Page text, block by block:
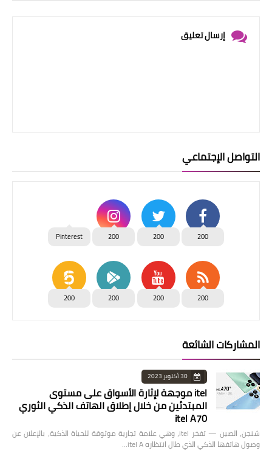
إرسال تعليق
التواصل الإجتماعي
200
200
200
Pinterest
200
200
200
200
المشاركات الشائعة
30 أكتوبر 2023
itel موجهة لإثارة الأسواق على مستوى
المبتدئين من خلال إطلاق الهاتف الذكي الثوري
itel A70
شنجن، الصين — تفخر itel، وهي علامة تجارية موثوقة للحياة الذكية، بالإعلان عن
وصول هاتفها الذكي الذي طال انتظاره itel A…